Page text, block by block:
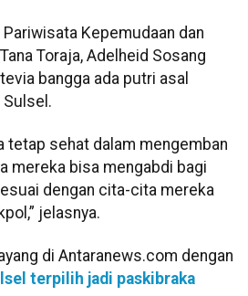
Kepemudaan dan
Toraja, Adelheid Sosang
bangga ada putri asal
Sulsel.
tetap sehat dalam mengemban
mereka bisa mengabdi bagi
dengan cita-cita mereka
jelasnya.
di Antaranews.com dengan
terpilih jadi paskibraka